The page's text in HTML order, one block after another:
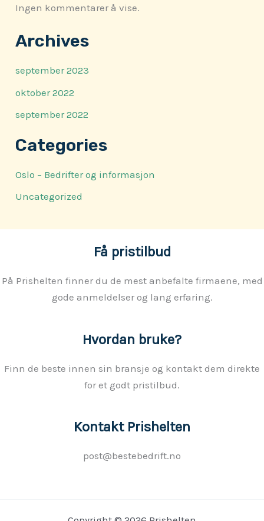
Ingen kommentarer å vise.
Archives
september 2023
oktober 2022
september 2022
Categories
Oslo – Bedrifter og informasjon
Uncategorized
Få pristilbud
På Prishelten finner du de mest anbefalte firmaene, med
gode anmeldelser og lang erfaring.
Hvordan bruke?
Finn de beste innen sin bransje og kontakt dem direkte
for et godt pristilbud.
Kontakt Prishelten
post@bestebedrift.no